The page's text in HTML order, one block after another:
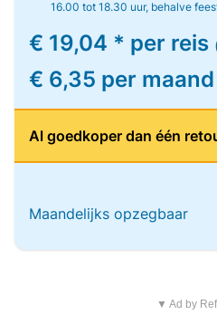
16.00 tot 18.30 uur, behalve
€ 19,04 * per reis
€ 6,35 per maand
Al goedkoper dan één
Maandelijks opzegbaar
▼ Ad by